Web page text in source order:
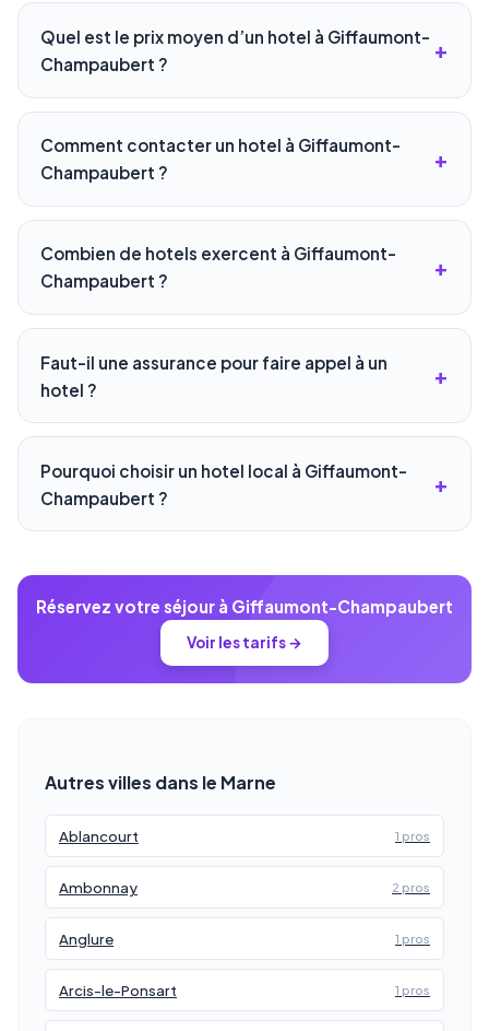
Quel est le prix moyen d’un hotel à Giffaumont-
Champaubert ?
Comment contacter un hotel à Giffaumont-
Champaubert ?
Combien de hotels exercent à Giffaumont-
Champaubert ?
Faut-il une assurance pour faire appel à un
hotel ?
Pourquoi choisir un hotel local à Giffaumont-
Champaubert ?
Réservez votre séjour à Giffaumont-Champaubert
Voir les tarifs →
Autres villes dans le Marne
Ablancourt 1 pros
Ambonnay 2 pros
Anglure 1 pros
Arcis-le-Ponsart 1 pros